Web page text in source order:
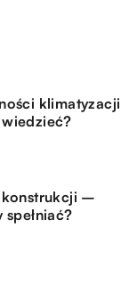
klimatyzacji
konstrukcji –